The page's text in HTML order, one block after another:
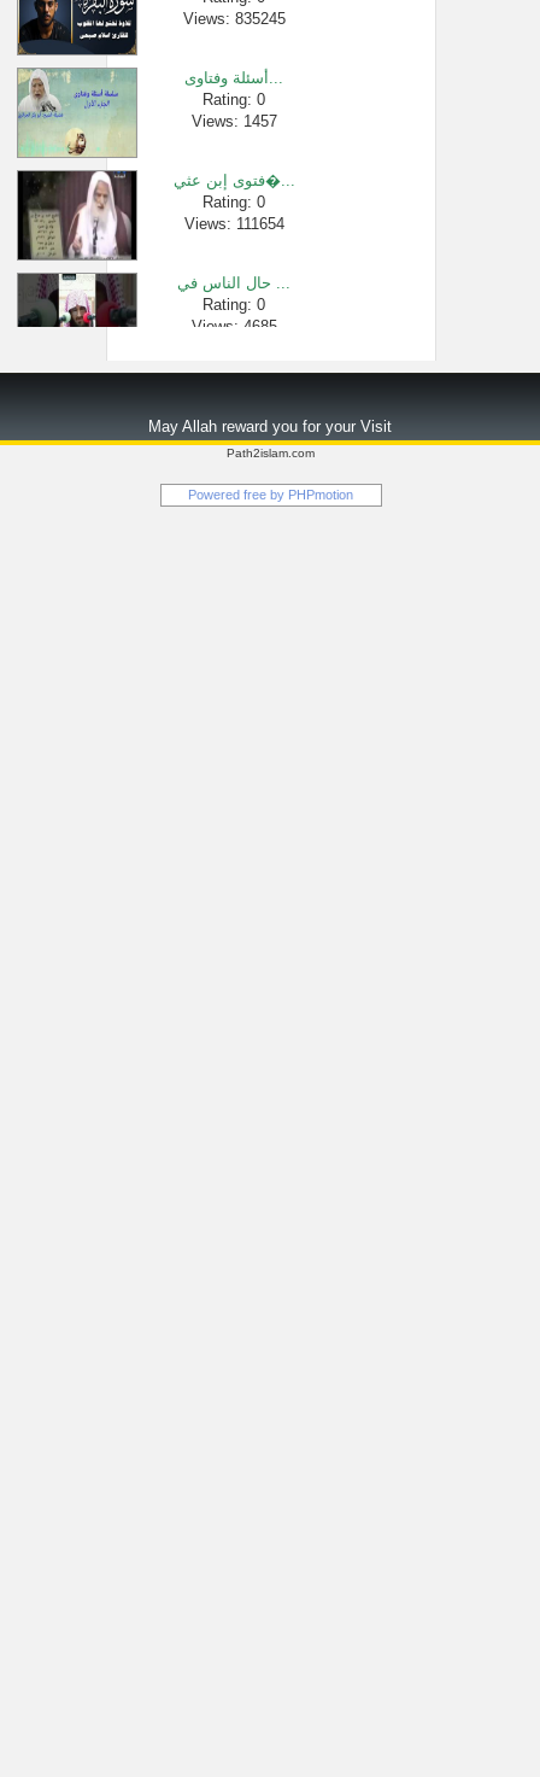
Views: 835245
أسئلة وفتاوى...
Rating: 0
Views: 1457
فتوى إبن عثي�...
Rating: 0
Views: 111654
حال الناس في ...
Rating: 0
Views: 4685
Views: 32188
احذر! المعاص�...
Rating: 0
May Allah reward you for your Visit
Path2islam.com
Powered free by PHPmotion